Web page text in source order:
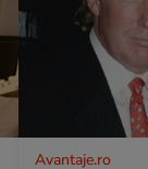
Avantaje.ro